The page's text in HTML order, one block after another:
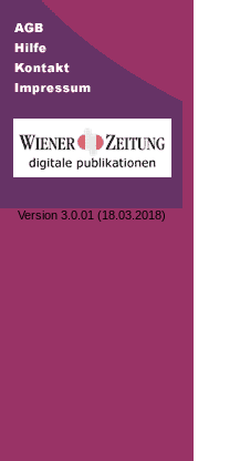
Version 3.0.01 (18.03.2018)